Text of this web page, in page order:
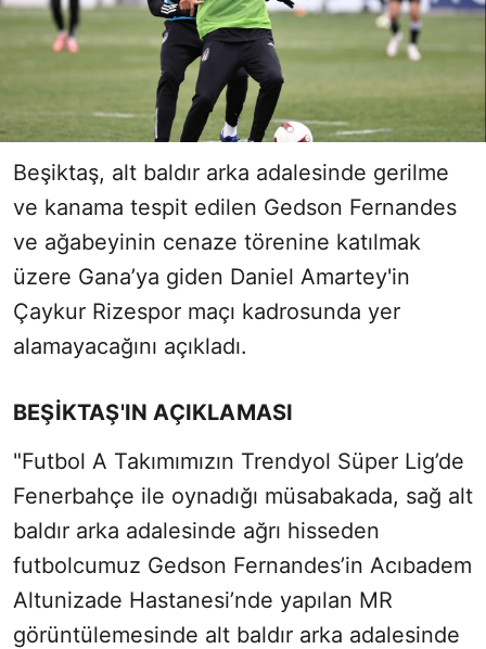
Beşiktaş, alt baldır arka adalesinde gerilme
ve kanama tespit edilen Gedson Fernandes
ve ağabeyinin cenaze törenine katılmak
üzere Gana’ya giden Daniel Amartey'in
Çaykur Rizespor maçı kadrosunda yer
alamayacağını açıkladı.
BEŞİKTAŞ'IN AÇIKLAMASI
"Futbol A Takımımızın Trendyol Süper Lig’de
Fenerbahçe ile oynadığı müsabakada, sağ alt
baldır arka adalesinde ağrı hisseden
futbolcumuz Gedson Fernandes’in Acıbadem
Altunizade Hastanesi’nde yapılan MR
görüntülemesinde alt baldır arka adalesinde